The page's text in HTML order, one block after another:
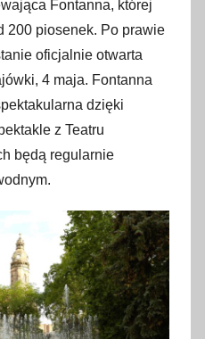
Fontanna, której
200 piosenek. Po prawie
oficjalnie otwarta
4 maja. Fontanna
dzięki
z Teatru
będą regularnie